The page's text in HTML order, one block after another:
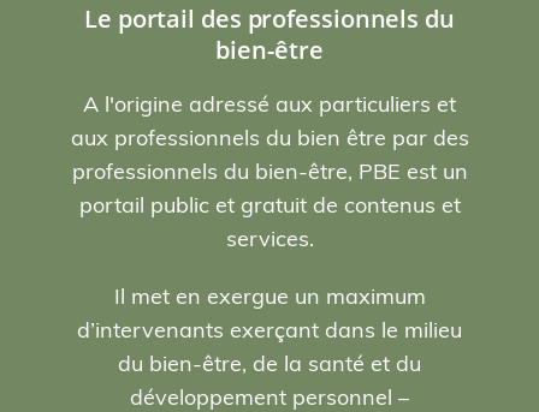
Le portail des professionnels du
bien-être
A l'origine adressé aux particuliers et
aux professionnels du bien être par des
professionnels du bien-être, PBE est un
portail public et gratuit de contenus et
services.
Il met en exergue un maximum
d’intervenants exerçant dans le milieu
du bien-être, de la santé et du
développement personnel –